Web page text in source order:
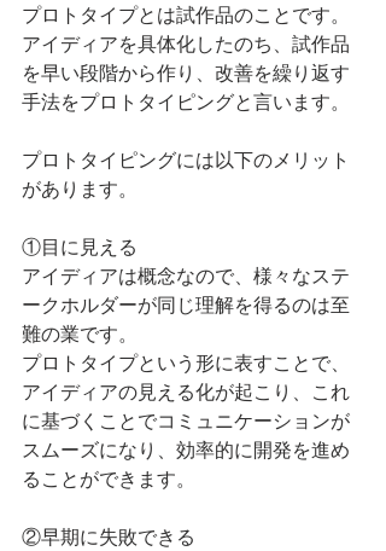
プロトタイプとは試作品のことです。
アイディアを具体化したのち、試作品
を早い段階から作り、改善を繰り返す
手法をプロトタイピングと言います。
プロトタイピングには以下のメリット
があります。
①目に見える
アイディアは概念なので、様々なステ
ークホルダーが同じ理解を得るのは至
難の業です。
プロトタイプという形に表すことで、
アイディアの見える化が起こり、これ
に基づくことでコミュニケーションが
スムーズになり、効率的に開発を進め
ることができます。
②早期に失敗できる